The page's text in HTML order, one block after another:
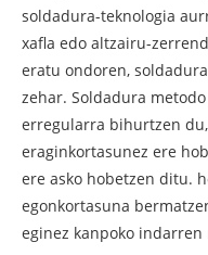
soldadura-teknologia
xafla edo altzairu-
eratu ondoren,
zehar. Soldadura
erregularra bihurtzen
eraginkortasunez ere
ere asko hobetzen ditu.
egonkortasuna
eginez kanpoko indarren